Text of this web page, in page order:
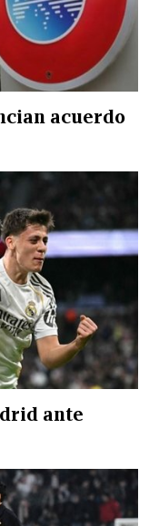
acuerdo
ante